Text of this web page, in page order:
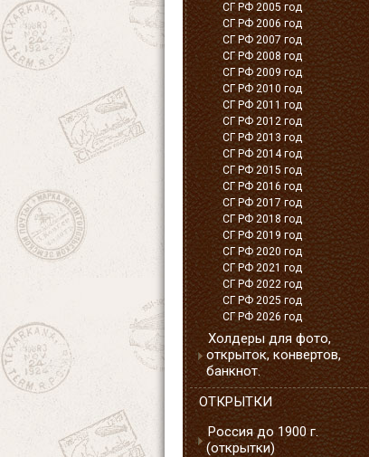
СГ РФ 2005 год
СГ РФ 2006 год
СГ РФ 2007 год
СГ РФ 2008 год
СГ РФ 2009 год
СГ РФ 2010 год
СГ РФ 2011 год
СГ РФ 2012 год
СГ РФ 2013 год
СГ РФ 2014 год
СГ РФ 2015 год
СГ РФ 2016 год
СГ РФ 2017 год
СГ РФ 2018 год
СГ РФ 2019 год
СГ РФ 2020 год
СГ РФ 2021 год
СГ РФ 2022 год
СГ РФ 2025 год
СГ РФ 2026 год
Холдеры для фото,
открыток, конвертов,
банкнот.
ОТКРЫТКИ
Россия до 1900 г.
(открытки)